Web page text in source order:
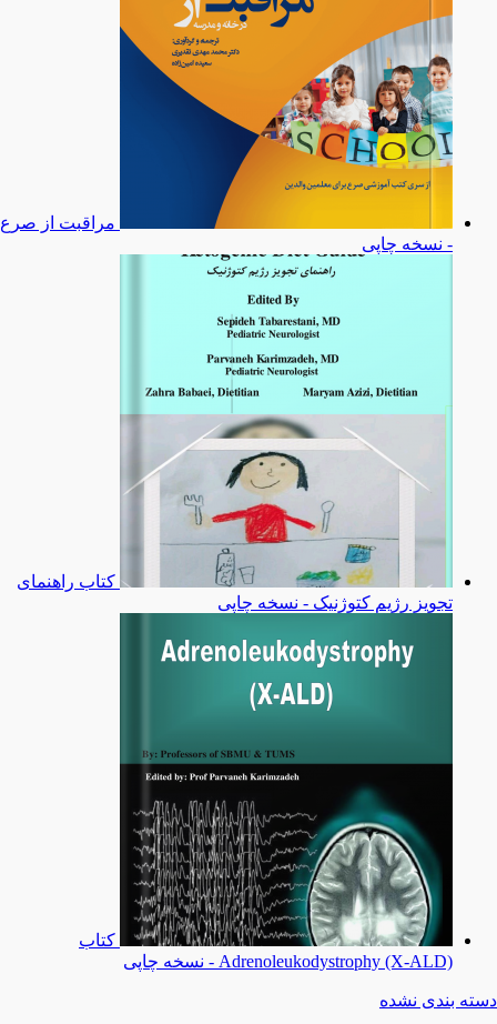
مراقبت از صرع
- نسخه چاپی
کتاب راهنمای
تجویز رژیم کتوژنیک - نسخه چاپی
کتاب
Adrenoleukodystrophy (X-ALD) - نسخه چاپی
دسته بندی نشده